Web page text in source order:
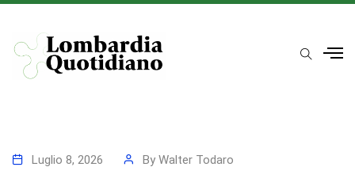
Luglio 8, 2026 By Walter Todaro